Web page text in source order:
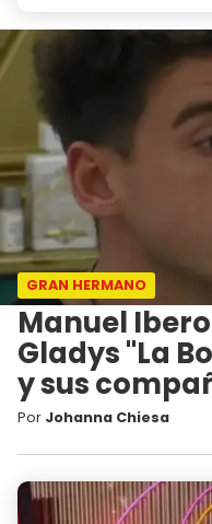
GRAN HERMANO
Manuel
Gladys "La
y sus
Por Johanna Chiesa